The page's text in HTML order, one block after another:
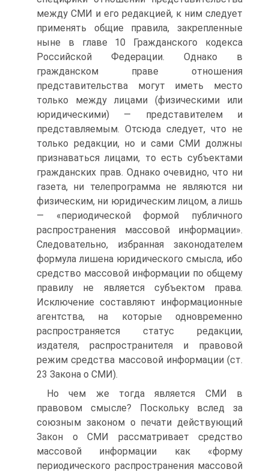
между СМИ и его редакцией, к ним следует
применять общие правила, закрепленные
ныне в главе 10 Гражданского кодекса
Российской Федерации. Однако в
гражданском праве отношения
представительства могут иметь место
только между лицами (физическими или
юридическими) — представителем и
представляемым. От­сюда следует, что не
только редакции, но и сами СМИ должны
признаваться лицами, то есть субъектами
граж­данских прав. Однако очевидно, что ни
газета, ни телепрог­рамма не являются ни
физическим, ни юридическим ли­цом, а лишь
— «периодической формой публичного
распространения массовой информации».
Следовательно, избранная законодателем
формула лишена юридического смысла, ибо
средство массовой информации по общему
пра­вилу не является субъектом права.
Исключение составля­ют информационные
агентства, на которые одновременно
распространяется статус редакции,
издателя, распростра­нителя и правовой
режим средства массовой информации (ст.
23 Закона о СМИ).
Но чем же тогда является СМИ в
правовом смысле? По­скольку вслед за
союзным законом о печати действующий
Закон о СМИ рассматривает средство
массовой информации как «форму
периодического распространения массовой